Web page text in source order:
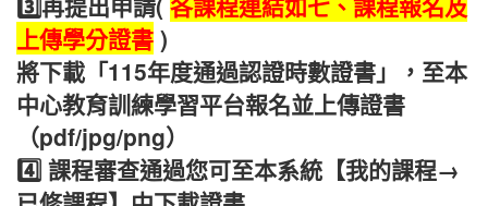
上傳學分證書 )
將下載「115年度通過認證時數證書」，至本
中心教育訓練學習平台報名並上傳證書
（pdf/jpg/png）
4️⃣ 課程審查通過您可至本系統【我的課程→